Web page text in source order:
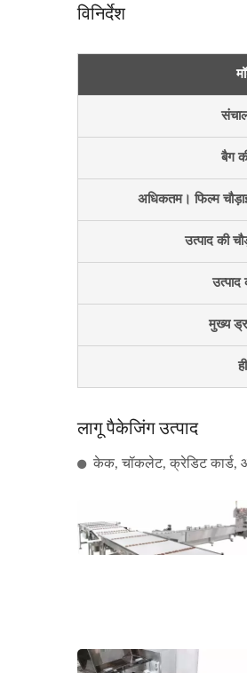
विनिर्देश
बैग
अधिकतम। फिल्म
उत्पाद की
उत्पाद
मुख्य
लागू पैकेजिंग उत्पाद
केक, चॉकलेट, क्रेडिट कार्ड,
हॉट गूल्स स्टिक्स